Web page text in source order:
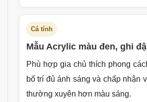
Cá tính
Mẫu Acrylic màu đen, ghi
Phù hợp gia chủ thích phong
bố trí đủ ánh sáng và chấp nhận
thường xuyên hơn màu sáng.